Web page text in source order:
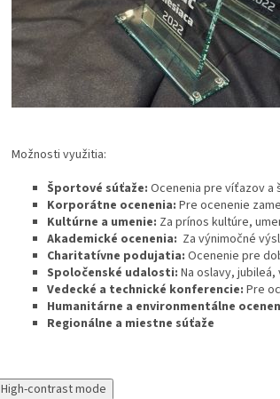
Možnosti využitia:
Športové súťaže: Ocenenia pre víťazov a
Korporátne ocenenia: Pre ocenenie
Kultúrne a umenie: Za prínos kultúre,
Akademické ocenenia: Za výnimočné
Charitatívne podujatia: Ocenenie pre
Spoločenské udalosti: Na oslavy,
Vedecké a technické konferencie: Pre
Humanitárne a environmentálne
Regionálne a miestne súťaže
High-contrast mode